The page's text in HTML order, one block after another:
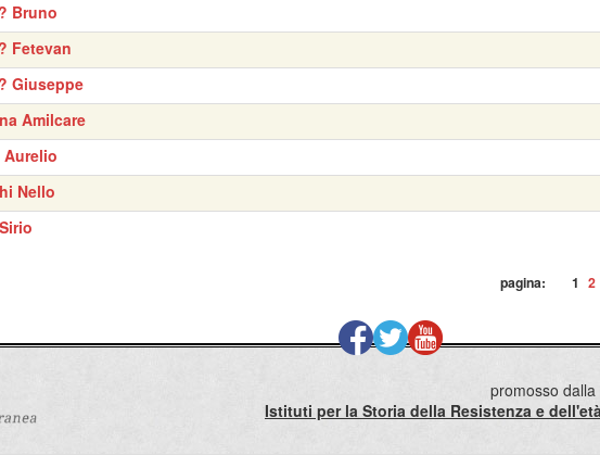
Bruno
Fetevan
Giuseppe
Amilcare
Nello
pagina: 1 2
promosso
Istituti per la Storia della Resistenza e